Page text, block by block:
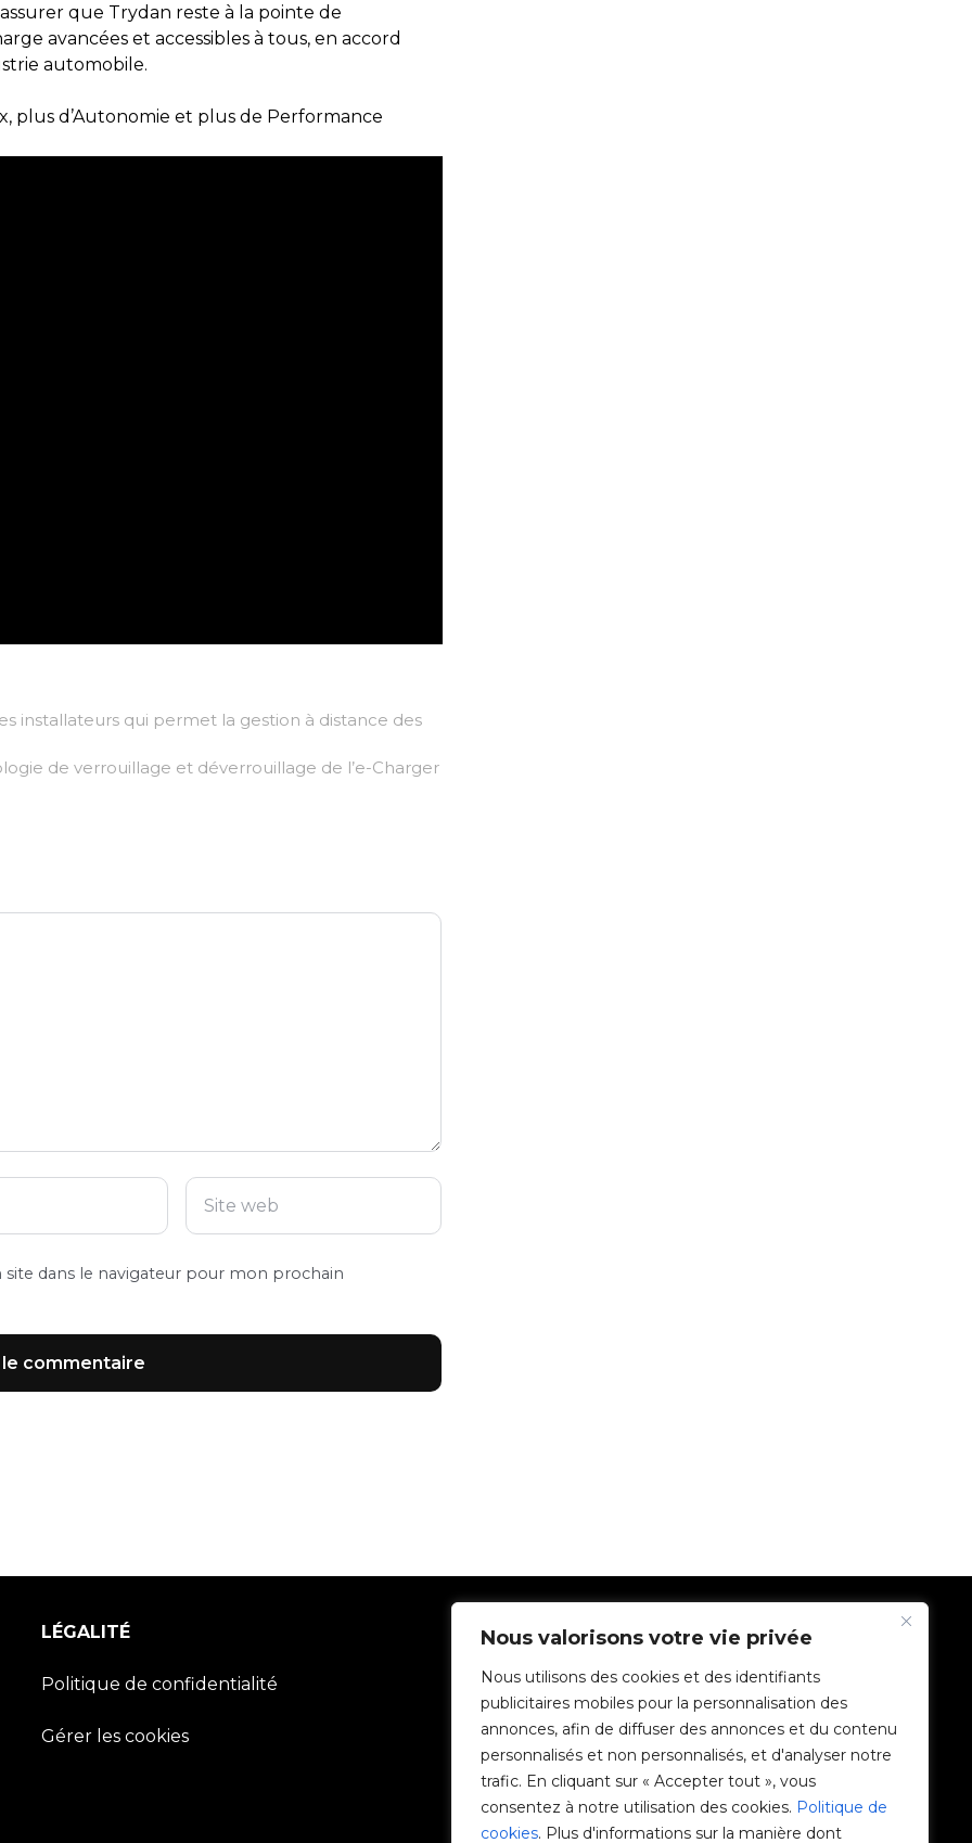
Nous valorisons votre vie privée
Nous utilisons des cookies et des identifiants
publicitaires mobiles pour la personnalisation des
annonces, afin de diffuser des annonces et du contenu
personnalisés et non personnalisés, et d'analyser notre
trafic. En cliquant sur « Accepter tout », vous
consentez à notre utilisation des cookies. Politique de
cookies. Plus d'informations sur la manière dont
que Trydan reste à la pointe de
avancées et accessibles à tous, en accord
automobile.
plus d’Autonomie et plus de Performance
installateurs qui permet la gestion à distance des
de verrouillage et déverrouillage de l’e-Charger
dans le navigateur pour mon prochain
LÉGALITÉ
Politique de confidentialité
Gérer les cookies
SOCIÉTÉ
Communauté V2C
e-Chargers
V2C Cloud